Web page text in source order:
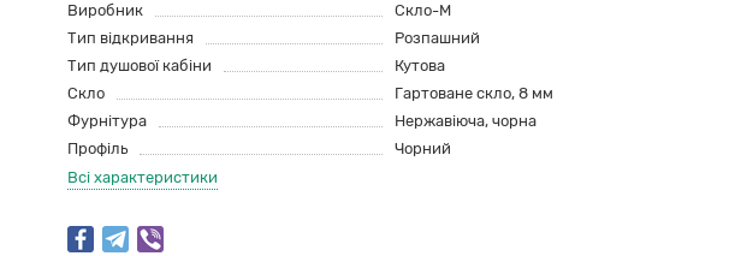
Виробник
Скло-М
Тип відкривання
Розпашний
Тип душової кабіни
Кутова
Скло
Гартоване скло, 8 мм
Фурнітура
Нержавіюча, чорна
Профіль
Чорний
Всі характеристики